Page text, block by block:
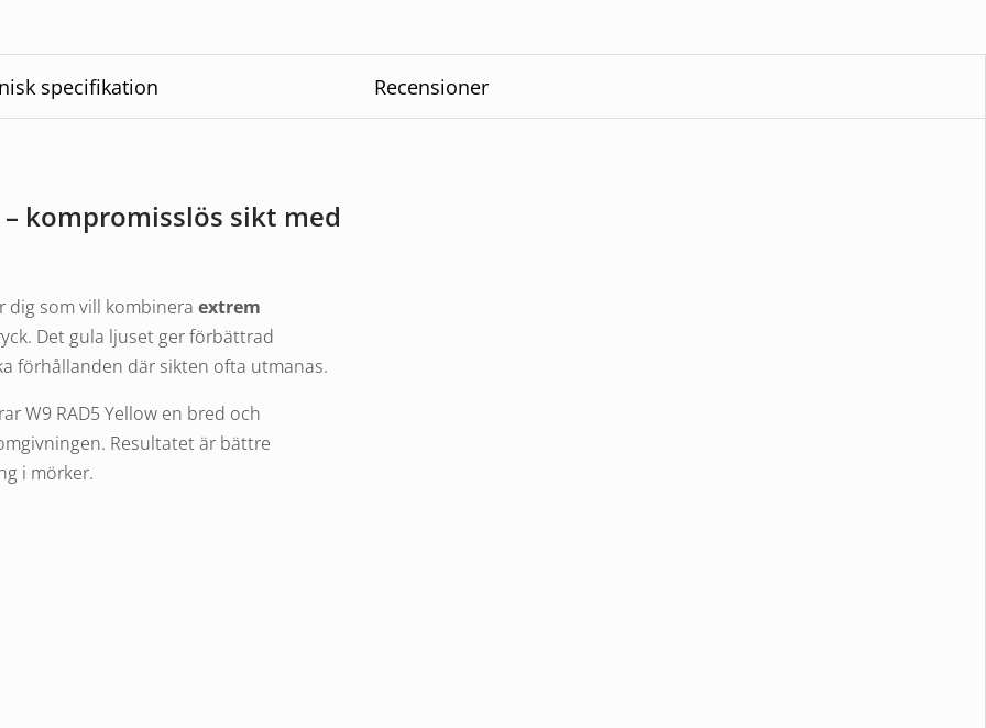
specifikation Recensioner
– kompromisslös sikt med
som vill kombinera extrem
Det gula ljuset ger förbättrad
förhållanden där sikten ofta utmanas.
W9 RAD5 Yellow en bred och
Resultatet är bättre
i mörker.